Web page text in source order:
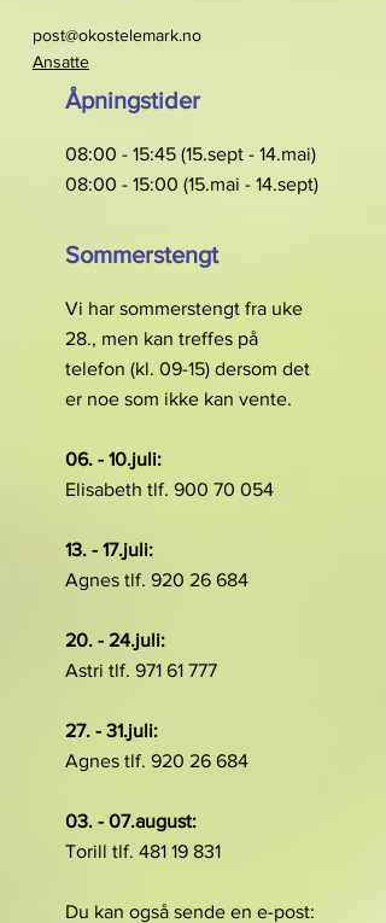
post@okostelemark.no
Ansatte
Åpningstider
08:00 - 15:45 (15.sept - 14.mai)
08:00 - 15:00 (15.mai - 14.sept)
Sommerstengt
Vi har sommerstengt fra uke
28., men kan treffes på
telefon (kl. 09-15) dersom det
er noe som ikke kan vente.
06. - 10.juli:
Elisabeth tlf. 900 70 054
13. - 17.juli:
Agnes tlf. 920 26 684
20. - 24.juli:
Astri tlf. 971 61 777
27. - 31.juli:
Agnes tlf. 920 26 684
03. - 07.august:
Torill tlf. 481 19 831
Du kan også sende en e-post: